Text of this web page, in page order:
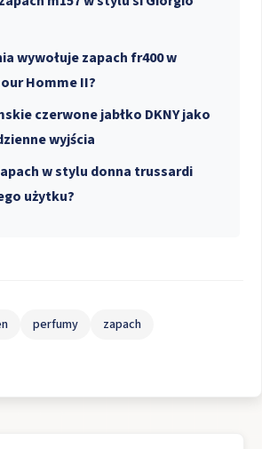
wywołuje zapach fr400 w
Homme II?
czerwone jabłko DKNY jako
wyjścia
w stylu donna trussardi
użytku?
perfumy zapach